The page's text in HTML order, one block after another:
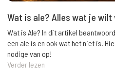
Wat is ale? Alles wat je wilt
Wat is Ale? In dit artikel
een ale is en ook wat het niet is.
nodige van op!
Verder lezen